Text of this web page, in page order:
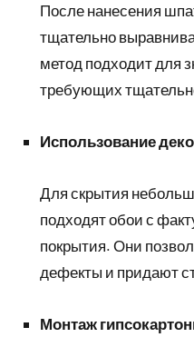
После нанесения
тщательно
метод подходит для
требующих
Использование
Для скрытия
подходят обои с
покрытия. Они
дефекты и придают
Монтаж